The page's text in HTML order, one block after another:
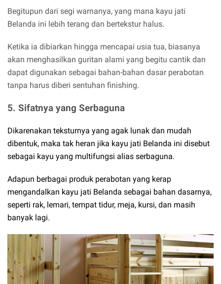
Begitupun dari segi warnanya, yang mana kayu jati
Belanda ini lebih terang dan bertekstur halus.
Ketika ia dibiarkan hingga mencapai usia tua, biasanya
akan menghasilkan guritan alami yang begitu cantik dan
dapat digunakan sebagai bahan-bahan dasar perabotan
tanpa harus diberi sentuhan finishing.
5. Sifatnya yang Serbaguna
Dikarenakan teksturnya yang agak lunak dan mudah
dibentuk, maka tak heran jika kayu jati Belanda ini disebut
sebagai kayu yang multifungsi alias serbaguna.
Adapun berbagai produk perabotan yang kerap
mengandalkan kayu jati Belanda sebagai bahan dasarnya,
seperti rak, lemari, tempat tidur, meja, kursi, dan masih
banyak lagi.